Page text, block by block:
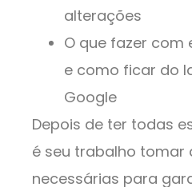
alterações
O que fazer com
e como ficar do
Google
Depois de ter todas
é seu trabalho tomar
necessárias para